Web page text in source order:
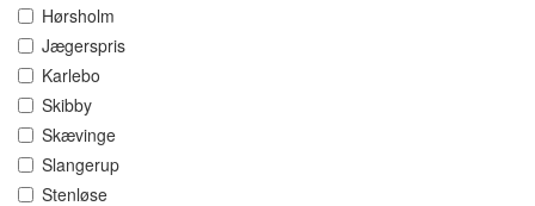
Hørsholm
Jægerspris
Karlebo
Skibby
Skævinge
Slangerup
Stenløse